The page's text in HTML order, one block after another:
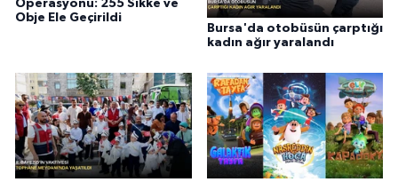
Operasyonu: 255 Sikke ve
Obje Ele Geçirildi
Bursa'da otobüsün çarptığı
kadın ağır yaralandı